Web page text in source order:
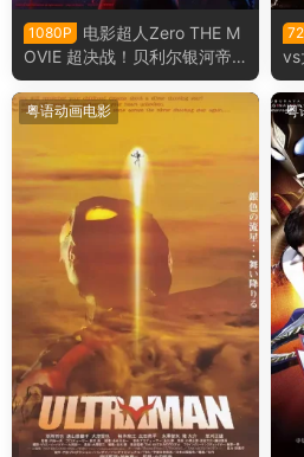
1080P
电影超人Zero THE M
OVIE 超决战！贝利尔银河帝
国 赛罗奥特曼超决战！贝利亚
银河帝国粤语版
vs
特
粤语动画电影 粤